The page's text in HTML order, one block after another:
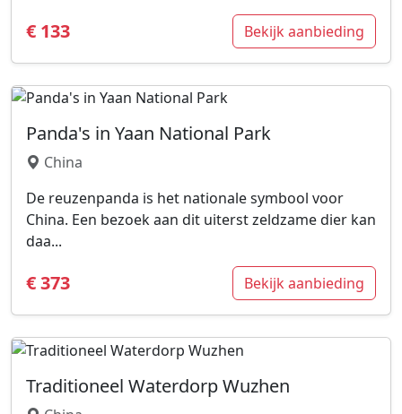
€ 133 Bekijk aanbieding
Panda's in Yaan National Park
China
De reuzenpanda is het nationale symbool voor
China. Een bezoek aan dit uiterst zeldzame dier kan
daa...
€ 373 Bekijk aanbieding
Traditioneel Waterdorp Wuzhen